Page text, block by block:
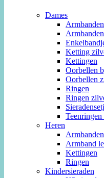
Dames
Armbanden
Ketting
Kettingen
Oorbellen
Oorbellen
Ringen
Ringen
Heren
Armband
Kettingen
Ringen
Kindersieraden